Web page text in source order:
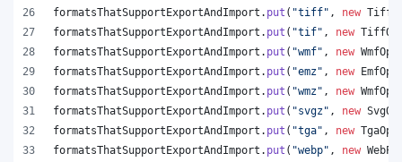
formatsThatSupportExportAndImport . put ( "tiff" , new
formatsThatSupportExportAndImport . put ( "tif" , new
formatsThatSupportExportAndImport . put ( "wmf" , new
formatsThatSupportExportAndImport . put ( "emz" , new
formatsThatSupportExportAndImport . put ( "wmz" , new
formatsThatSupportExportAndImport . put ( "svgz" , new
formatsThatSupportExportAndImport . put ( "tga" , new
formatsThatSupportExportAndImport . put ( "webp" , new